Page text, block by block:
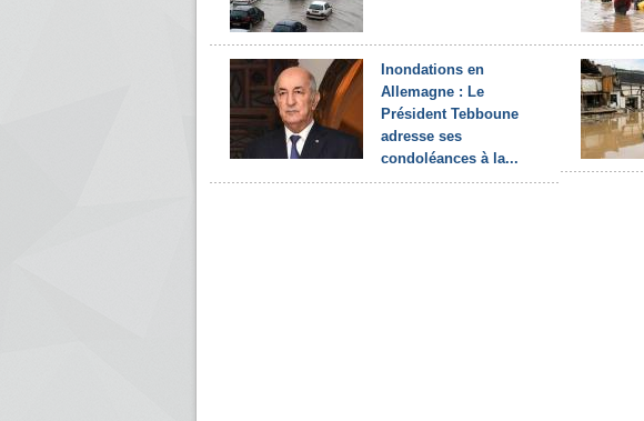
Inondations en
Allemagne : Le
Président Tebboune
adresse ses
condoléances à la...